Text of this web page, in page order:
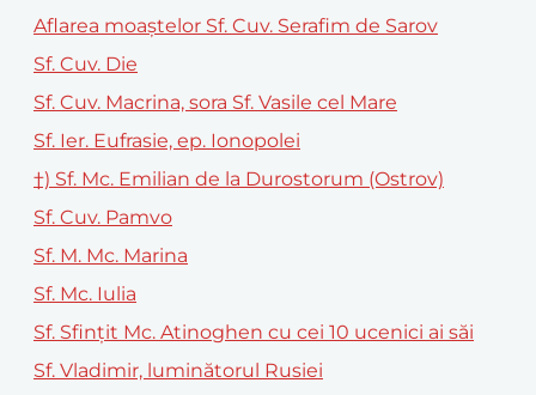
Aflarea moaștelor Sf. Cuv. Serafim de Sarov
Sf. Cuv. Die
Sf. Cuv. Macrina, sora Sf. Vasile cel Mare
Sf. Ier. Eufrasie, ep. Ionopolei
†) Sf. Mc. Emilian de la Durostorum (Ostrov)
Sf. Cuv. Pamvo
Sf. M. Mc. Marina
Sf. Mc. Iulia
Sf. Sfințit Mc. Atinoghen cu cei 10 ucenici ai săi
Sf. Vladimir, luminătorul Rusiei